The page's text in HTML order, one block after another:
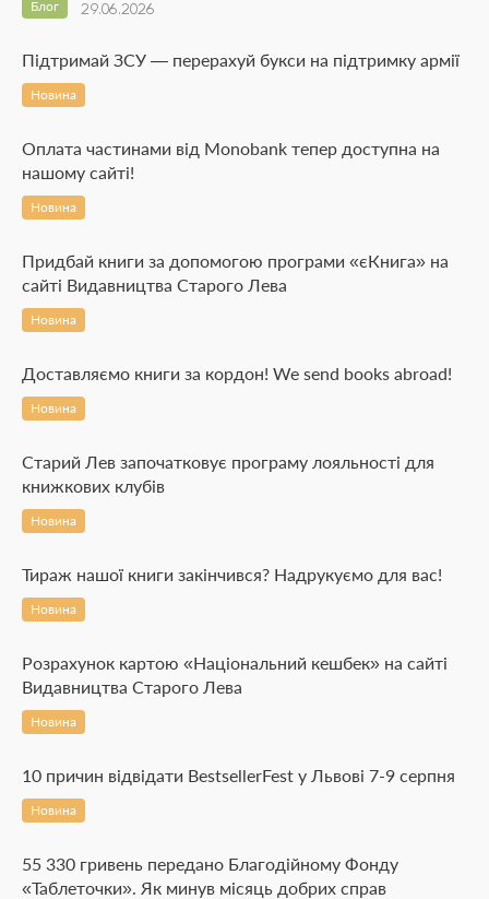
29.06.2026
Блог
Підтримай ЗСУ — перерахуй букси на підтримку армії
Новина
Оплата частинами від Monobank тепер доступна на
нашому сайті!
Новина
Придбай книги за допомогою програми «єКнига» на
сайті Видавництва Старого Лева
Новина
Доставляємо книги за кордон! We send books abroad!
Новина
Старий Лев започатковує програму лояльності для
книжкових клубів
Новина
Тираж нашої книги закінчився? Надрукуємо для вас!
Новина
Розрахунок картою «Національний кешбек» на сайті
Видавництва Старого Лева
Новина
10 причин відвідати BestsellerFest у Львові 7-9 серпня
Новина
55 330 гривень передано Благодійному Фонду
«Таблеточки». Як минув місяць добрих справ